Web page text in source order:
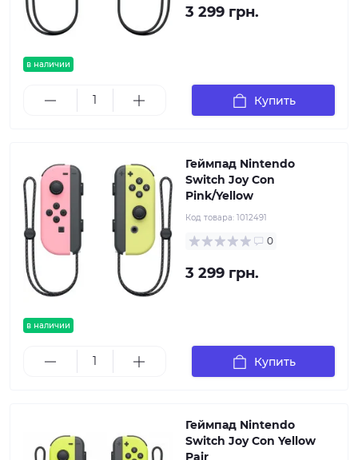
в наличии
3 299 грн.
Купить
в наличии
Геймпад Nintendo
Switch Joy Con
Pink/Yellow
Код товара: 1012491
0
3 299 грн.
Купить
Геймпад Nintendo
Switch Joy Con Yellow
Pair